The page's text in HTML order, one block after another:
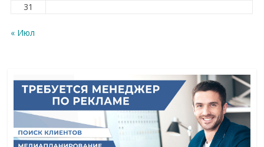
31
« Июл